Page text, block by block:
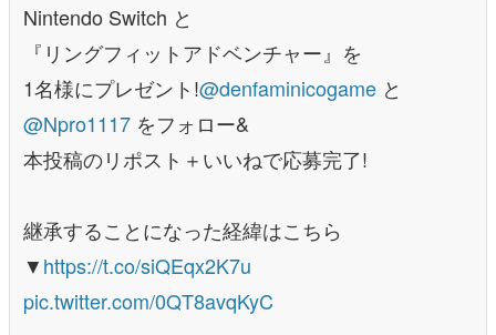
Nintendo Switch と
『リングフィットアドベンチャー』を
1名様にプレゼント!@denfaminicogame と
@Npro1117 をフォロー&
本投稿のリポスト＋いいねで応募完了!
継承することになった経緯はこちら
▼https://t.co/siQEqx2K7u
pic.twitter.com/0QT8avqKyC